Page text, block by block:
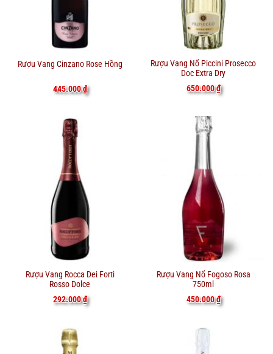
Rượu Vang Cinzano Rose Hồng
445.000₫
Rượu Vang Nổ Piccini Prosecco
Doc Extra Dry
650.000₫
Rượu Vang Rocca Dei Forti
Rosso Dolce
292.000₫
Rượu Vang Nổ Fogoso Rosa
750ml
450.000₫